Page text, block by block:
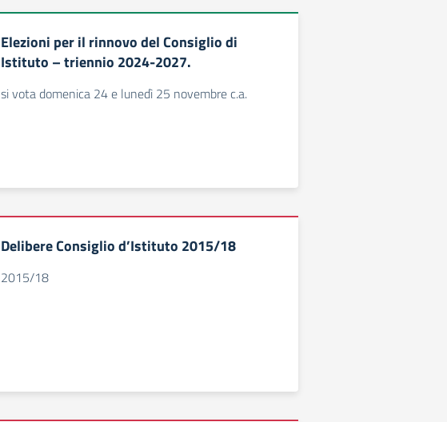
Elezioni per il rinnovo del Consiglio di
Istituto – triennio 2024-2027.
si vota domenica 24 e lunedì 25 novembre c.a.
Delibere Consiglio d’Istituto 2015/18
2015/18